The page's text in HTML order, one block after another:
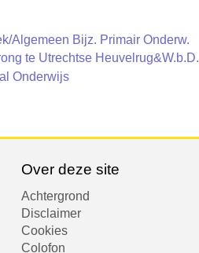
Algemeen Bijz. Primair Onderw.
te Utrechtse Heuvelrug&W.b.D.
Onderwijs
Over deze site
Achtergrond
Disclaimer
Cookies
Colofon